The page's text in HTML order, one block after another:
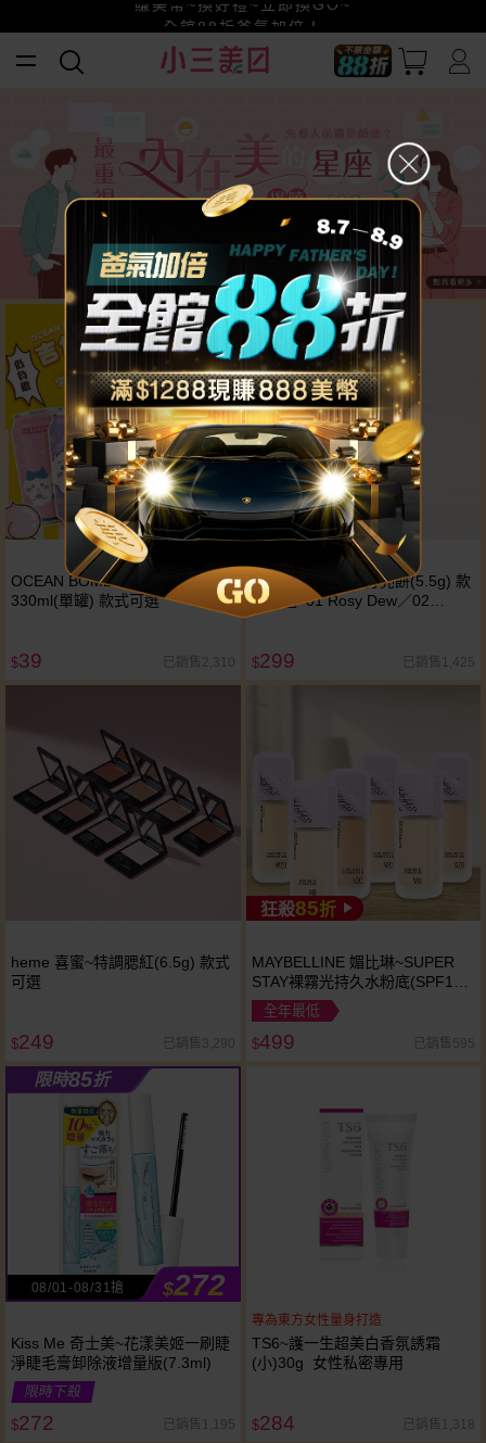
賺美幣~換好禮~立即換GO~
小三美日x全支付~美幣+全點折上折超划算
全館88折爸氣加倍！
OCEAN BOMB~吉伊卡哇氣泡水
330ml(單罐) 款式可選
$39 已銷售2,310
heme 喜蜜~光澤打亮餅(5.5g) 款
式可選 01 Rosy Dew／02
Honey Bronze／03 Dawn Gold
Pink
$299 已銷售1,425
heme 喜蜜~特調腮紅(6.5g) 款式
可選
$249 已銷售3,290
狂殺85折
MAYBELLINE 媚比琳~SUPER
STAY裸霧光持久水粉底(SPF12
／PA+++)35ml 款式可選 小方胖
粉底
全年最低
$499 已銷售595
限時85折
08/01-08/31搶 $272
Kiss Me 奇士美~花漾美姬一刷睫
淨睫毛膏卸除液增量版(7.3ml)
限時下殺
$272 已銷售1,195
專為東方女性量身打造
TS6~護一生超美白香氛誘霜
(小)30g 女性私密專用
$284 已銷售1,318